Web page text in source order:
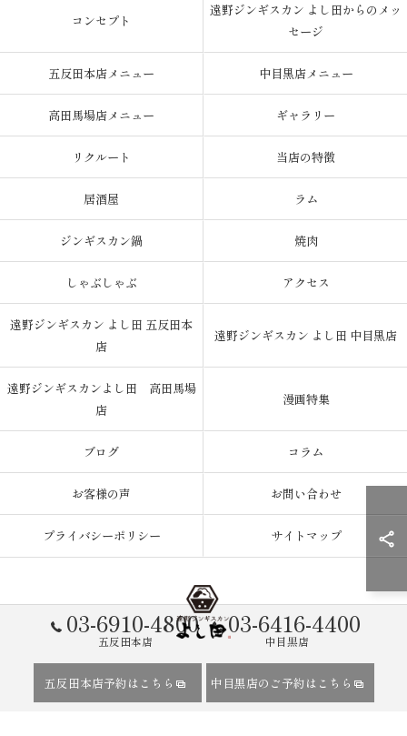
03-6910-4800
五反田本店
03-6416-4400
中目黒店
五反田本店予約はこちら 中目黒店のご予約はこちら
コンセプト
遠野ジンギスカン よし田からのメッ
セージ
五反田本店メニュー 中目黒店メニュー
高田馬場店メニュー ギャラリー
リクルート 当店の特徴
居酒屋 ラム
ジンギスカン鍋 焼肉
しゃぶしゃぶ アクセス
遠野ジンギスカン よし田 五反田本
店
遠野ジンギスカン よし田 中目黒店
遠野ジンギスカンよし田 高田馬場
店
漫画特集
ブログ コラム
お客様の声 お問い合わせ
プライバシーポリシー サイトマップ
© 2026 東京都五反田のジンギスカンなら遠野ジンギスカン よし田 ALL
RIGHTS RESERVED.